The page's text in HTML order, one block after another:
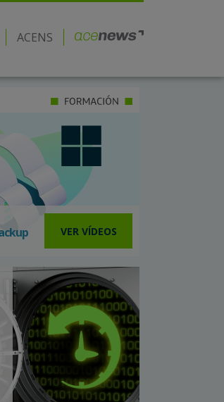
ACENS
VER VÍDEOS